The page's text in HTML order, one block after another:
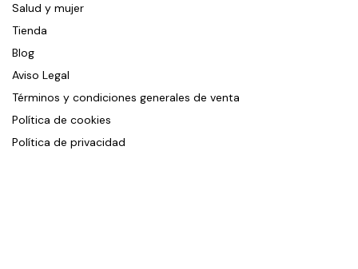
Salud y mujer
Tienda
Blog
Aviso Legal
Términos y condiciones generales de venta
Política de cookies
Política de privacidad